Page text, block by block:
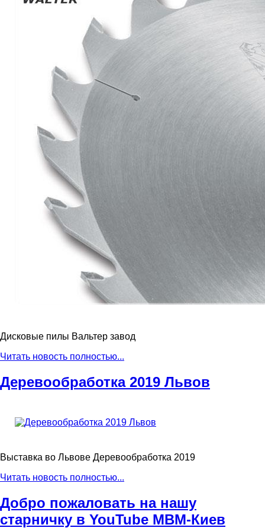
Дисковые пилы Вальтер завод
Читать новость полностью...
Деревообработка 2019 Львов
Выставка во Львове Деревообработка 2019
Читать новость полностью...
Добро пожаловать на нашу
старничку в YouTube МВМ-Киев